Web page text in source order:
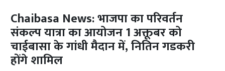
Chaibasa News: भाजपा का परिवर्तन
संकल्प यात्रा का आयोजन 1 अक्तूबर को
चाईबासा के गांधी मैदान में, नितिन गडकरी
होंगे शामिल